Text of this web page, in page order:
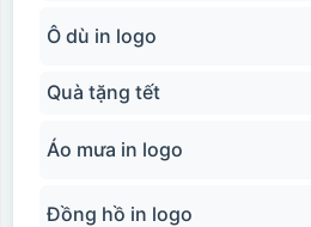
Ô dù in logo
Quà tặng tết
Áo mưa in logo
Đồng hồ in logo